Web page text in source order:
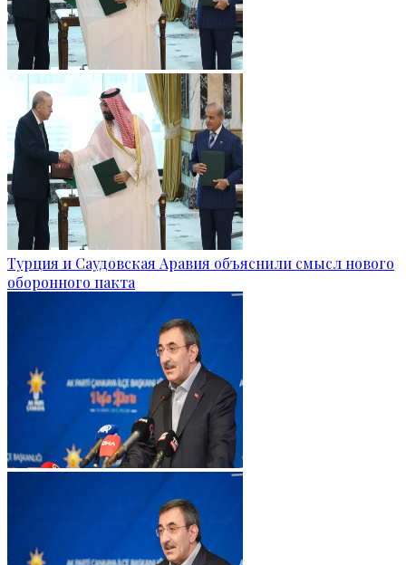
Турция и Саудовская Аравия объяснили смысл нового
оборонного пакта